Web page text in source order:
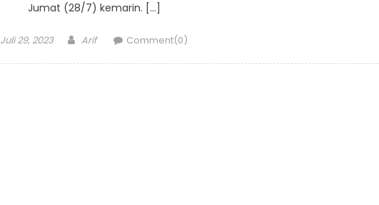
Jumat (28/7) kemarin. […]
Posted
Juli 29, 2023 Author
Arif Comment(0)